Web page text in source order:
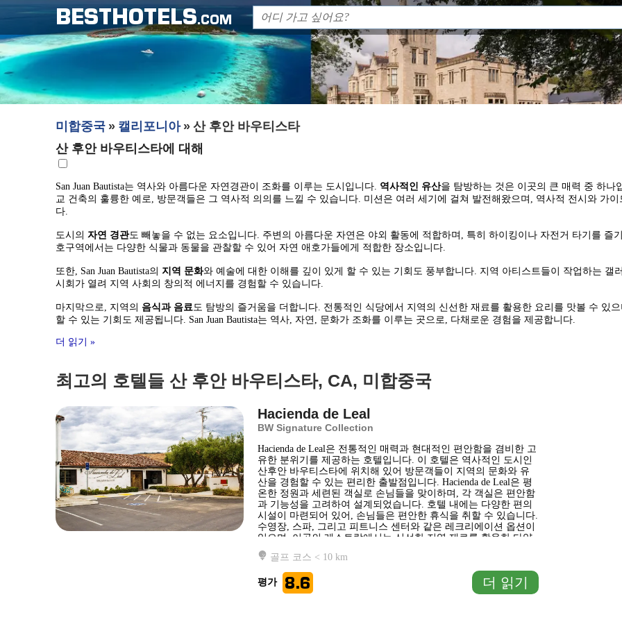
BESTHOTELS.COM
미합중국 캘리포니아
산 후안 바우티스타
산 후안 바우티스타에 대해
San Juan Bautista는 역사와 아름다운 자연경관이 조화를 이루는 도시입니다. 역사적인 유산을 탐방하는 것은 이곳의 큰 매력 중 하나
교 건축의 훌륭한 예로, 방문객들은 그 역사적 의의를 느낄 수 있습니다. 미션은 여러 세기에 걸쳐 발전해왔으며, 역사적 전시와 가
다.
도시의자연 경관도 빼놓을 수 없는 요소입니다. 주변의 아름다운 자연은 야외 활동에 적합하며, 특히 하이킹이나 자전거 타기를 즐
호구역에서는 다양한 식물과 동물을 관찰할 수 있어 자연 애호가들에게 적합한 장소입니다.
또한, San Juan Bautista의 지역 문화와 예술에 대한 이해를 깊이 있게 할 수 있는 기회도 풍부합니다. 지역 아티스트들이 작업하는 갤
시회가 열려 지역 사회의 창의적 에너지를 경험할 수 있습니다.
마지막으로, 지역의 음식과 음료도 탐방의 즐거움을 더합니다. 전통적인 식당에서 지역의 신선한 재료를 활용한 요리를 맛볼 수 있
할 수 있는 기회도 제공됩니다. San Juan Bautista는 역사, 자연, 문화가 조화를 이루는 곳으로, 다채로운 경험을 제공합니다.
더 읽기 »
최고의 호텔들 산 후안 바우티스타, CA, 미합중국
Hacienda de Leal
BW Signature Collection
Hacienda de Leal은 전통적인 매력과 현대적인 편안함을 겸비한 고
유한 분위기를 제공하는 호텔입니다. 이 호텔은 역사적인 도시인
산후안 바우티스타에 위치해 있어 방문객들이 지역의 문화와 유
산을 경험할 수 있는 편리한 출발점입니다. Hacienda de Leal은 평
온한 정원과 세련된 객실로 손님들을 맞이하며, 각 객실은 편안함
과 기능성을 고려하여 설계되었습니다. 호텔 내에는 다양한 편의
시설이 마련되어 있어, 손님들은 편안한 휴식을 취할 수 있습니다.
수영장, 스파, 그리고 피트니스 센터와 같은 레크리에이션 옵션이
있으며, 이곳의 레스토랑에서는 신선한 지역 재료를 활용한 다양
한 요리를 제공합니다. Hacienda de Leal은 가족 단위 여행객이나
비즈니스 출장객 모두에게 적합한 숙소입니다. 주변
골프 코스 < 10 km
평가 8.6 더 읽기